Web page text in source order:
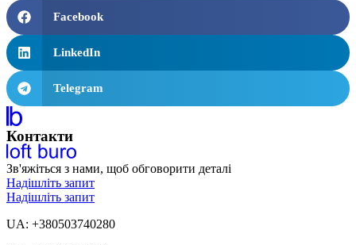
Facebook
LinkedIn
Telegram
Контакти
Зв'яжіться з нами, щоб обговорити деталі
Надішліть запит
Надішліть запит
UA: +380503740280